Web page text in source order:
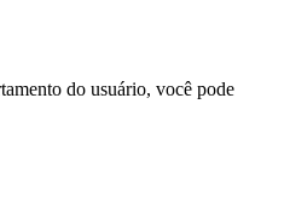
do usuário, você pode